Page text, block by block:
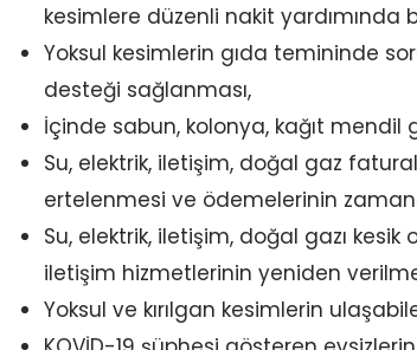
kesimlere düzenli nakit yardımında
Yoksul kesimlerin gıda temininde
desteği sağlanması,
İçinde sabun, kolonya, kağıt mendil
Su, elektrik, iletişim, doğal gaz
ertelenmesi ve ödemelerinin
Su, elektrik, iletişim, doğal gazı
iletişim hizmetlerinin yeniden
Yoksul ve kırılgan kesimlerin